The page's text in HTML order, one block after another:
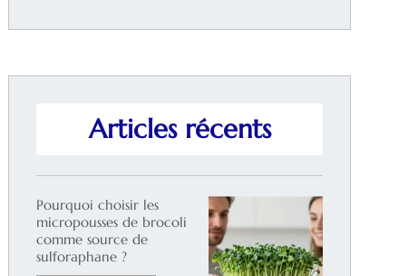
Articles récents
Pourquoi choisir les
micropousses de brocoli
comme source de
sulforaphane ?